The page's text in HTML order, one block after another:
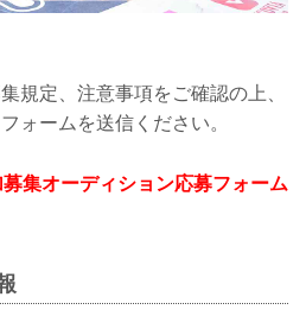
規定、注意事項をご確認の上、
ォームを送信ください。
集オーディション応募フォーム